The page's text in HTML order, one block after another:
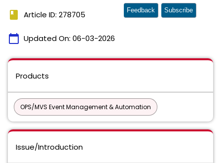
book Article ID: 278705
calendar_today Updated On: 06-03-2026
Feedback Subscribe
Products
OPS/MVS Event Management & Automation
Issue/Introduction